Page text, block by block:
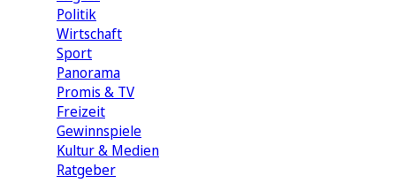
Politik
Wirtschaft
Sport
Panorama
Promis & TV
Freizeit
Gewinnspiele
Kultur & Medien
Ratgeber